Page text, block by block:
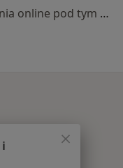
Specjalista nie oferuje umawiania online pod tym adresem.